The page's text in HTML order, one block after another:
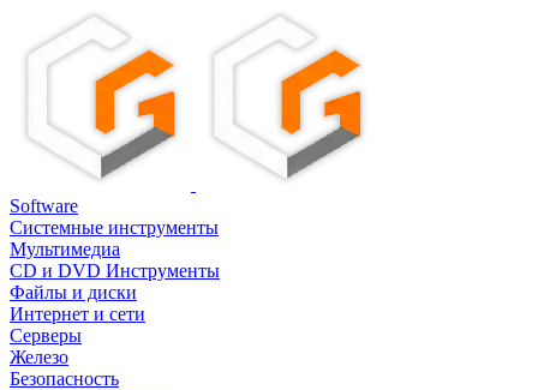
Software
Системные инструменты
Мультимедиа
CD и DVD Инструменты
Файлы и диски
Интернет и сети
Серверы
Железо
Безопасность